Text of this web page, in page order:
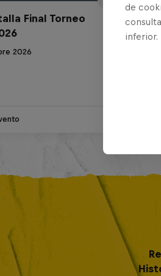
Final Torneo
2026
de
inferior.